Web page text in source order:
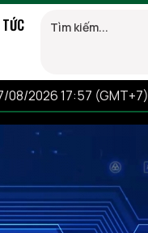
08/2026 17:57 (GMT+7)